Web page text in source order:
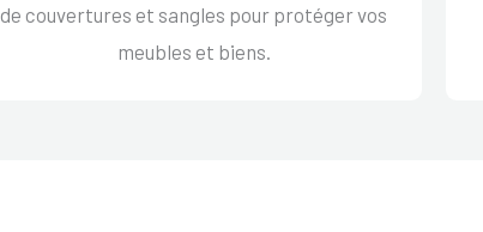
de couvertures et sangles pour protéger vos
meubles et biens.